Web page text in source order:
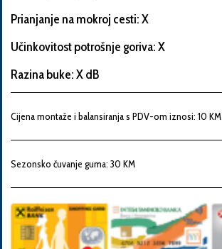
automobila
Snaga
motora
Godina
proizvodnje
Prianjanje na mokroj cesti: X
Učinkovitost potrošnje goriva: X
Razina buke: X dB
Cijena montaže i balansiranja s PDV-om iznosi: 10 KM
Sezonsko čuvanje guma: 30 KM